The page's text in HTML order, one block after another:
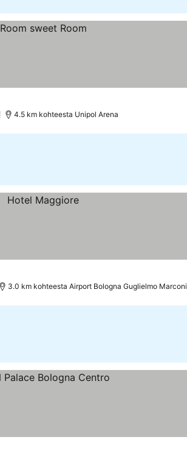
4.5 km kohteesta Unipol Arena
3.0 km kohteesta Airport Bologna Guglielmo Marconi